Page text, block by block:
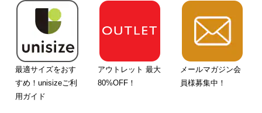
最適サイズをおす
すめ！unisizeご利
用ガイド
アウトレット 最大
80%OFF！
メールマガジン会
員様募集中！